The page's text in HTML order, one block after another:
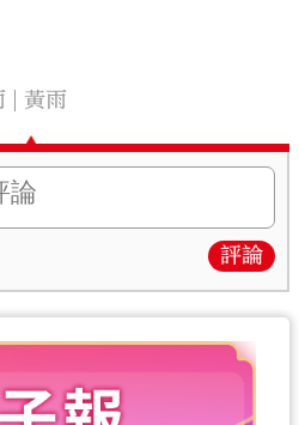
黃雨
評論